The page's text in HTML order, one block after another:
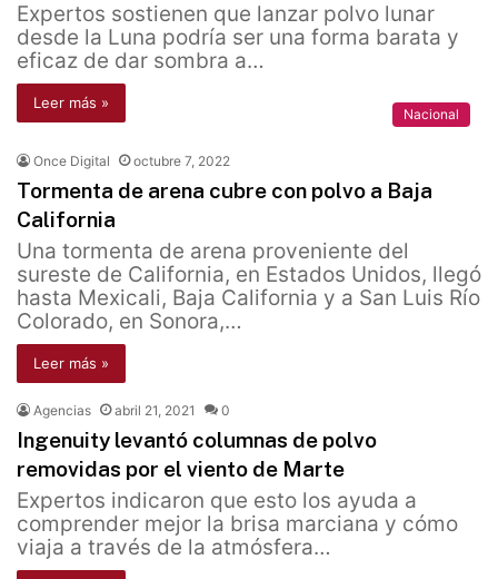
Expertos sostienen que lanzar polvo lunar
desde la Luna podría ser una forma barata y
eficaz de dar sombra a…
Leer más »
Nacional
Once Digital octubre 7, 2022
Tormenta de arena cubre con polvo a Baja
California
Una tormenta de arena proveniente del
sureste de California, en Estados Unidos, llegó
hasta Mexicali, Baja California y a San Luis Río
Colorado, en Sonora,…
Leer más »
Agencias abril 21, 2021 0
Ingenuity levantó columnas de polvo
removidas por el viento de Marte
Expertos indicaron que esto los ayuda a
comprender mejor la brisa marciana y cómo
viaja a través de la atmósfera…